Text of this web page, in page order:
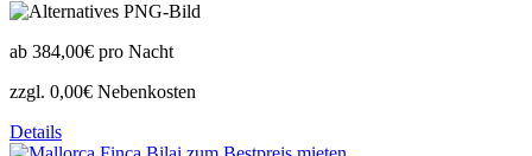
ab 384,00€ pro Nacht
zzgl. 0,00€ Nebenkosten
Details